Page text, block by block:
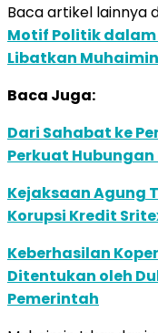
Baca artikel lainnya
Motif Politik dalam
Libatkan
Baca Juga:
Dari Sahabat ke
Perkuat Hubungan
Kejaksaan Agung
Korupsi Kredit
Keberhasilan
Ditentukan oleh
Pemerintah